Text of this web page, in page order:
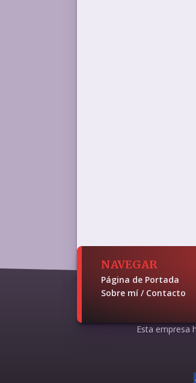
NAVEGAR
Página de Portada
Sobre mí / Contacto
Esta empresa